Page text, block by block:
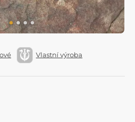
Vlastní výroba